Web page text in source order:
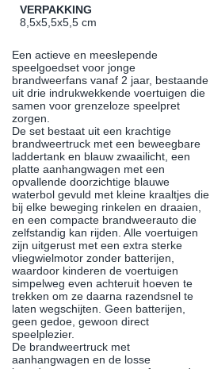
VERPAKKING
8,5x5,5x5,5 cm
Een actieve en meeslepende
speelgoedset voor jonge
brandweerfans vanaf 2 jaar, bestaande
uit drie indrukwekkende voertuigen die
samen voor grenzeloze speelpret
zorgen.
De set bestaat uit een krachtige
brandweertruck met een beweegbare
laddertank en blauw zwaailicht, een
platte aanhangwagen met een
opvallende doorzichtige blauwe
waterbol gevuld met kleine kraaltjes die
bij elke beweging rinkelen en draaien,
en een compacte brandweerauto die
zelfstandig kan rijden. Alle voertuigen
zijn uitgerust met een extra sterke
vliegwielmotor zonder batterijen,
waardoor kinderen de voertuigen
simpelweg even achteruit hoeven te
trekken om ze daarna razendsnel te
laten wegschijten. Geen batterijen,
geen gedoe, gewoon direct
speelplezier.
De brandweertruck met
aanhangwagen en de losse